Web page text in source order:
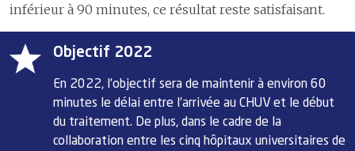
inférieur à 90 minutes, ce résultat reste satisfaisant.
Objectif 2022
En 2022, l’objectif sera de maintenir à environ 60
minutes le délai entre l’arrivée au CHUV et le début
du traitement. De plus, dans le cadre de la
collaboration entre les cinq hôpitaux universitaires de